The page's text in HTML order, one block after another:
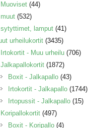
Muoviset (44)
muut (532)
sytyttimet, lamput (41)
urheilukortit (3435)
Irtokortit - Muu urheilu (706)
Jalkapallokortit (1872)
Boxit - Jalkapallo (43)
Irtokortit - Jalkapallo (1744)
Irtopussit - Jalkapallo (15)
Koripallokortit (497)
Boxit - Koripallo (4)